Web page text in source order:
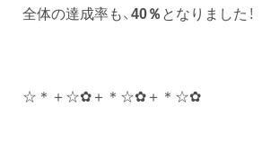
全体の達成率も、 40％となりました！
☆＊＋☆✿＋＊☆✿＋＊☆✿